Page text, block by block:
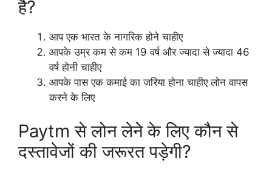
है?
आप एक भारत के नागरिक होने चाहीए
आपके उम्र कम से कम 19 वर्ष और ज्यादा से ज्यादा 46
वर्ष होनी चाहीए
आपके पास एक कमाई का जरिया होना चाहीए लोन वापस
करने के लिए
Paytm से लोन लेने के लिए कौन से
दस्तावेजों की जरूरत पड़ेगी?